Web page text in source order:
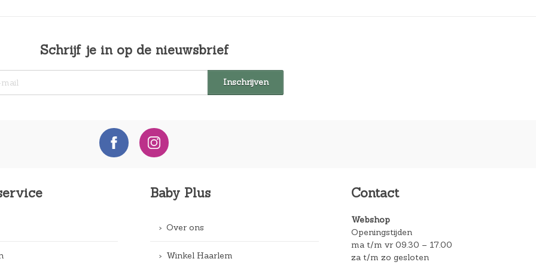
Schrijf je in op de nieuwsbrief
Baby Plus
Over ons
Winkel Haarlem
Contact
Webshop
Openingstijden
ma t/m vr 09.30 – 17.00
za t/m zo gesloten